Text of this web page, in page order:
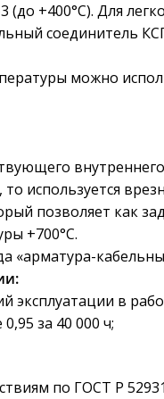
+400°С). Для
соединитель
можно
то используется
позволяет как
+700°С.
«арматура-
эксплуатации в
за 40 000 ч;
по ГОСТ Р